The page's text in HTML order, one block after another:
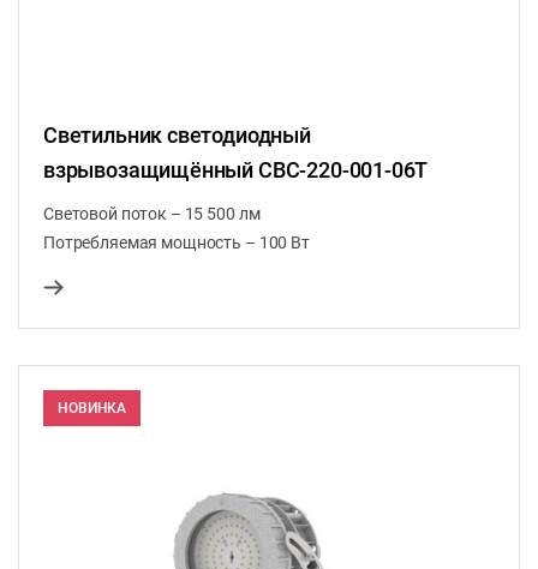
Светильник светодиодный
взрывозащищённый СВС-220-001-06Т
Световой поток – 15 500 лм
Потребляемая мощность – 100 Вт
НОВИНКА